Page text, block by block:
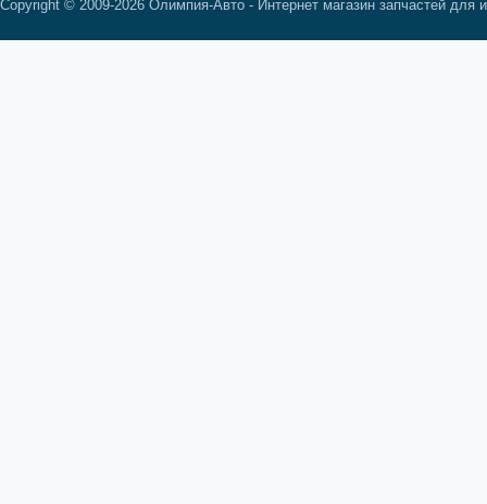
Copyright © 2009-2026 Олимпия-Авто - Интернет магазин запчастей для